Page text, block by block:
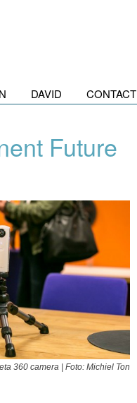
DAVID CONTACT
Future
360 camera | Foto: Michiel Ton